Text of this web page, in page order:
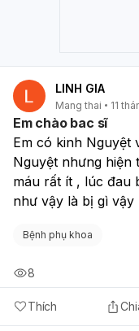
LINH GIA
Mang thai 11
Em chào bac sĩ
Em có kinh Nguyệt
Nguyệt nhưng hiện
máu rất ít , lúc đau
như vậy là bị gì vậy
Bệnh phụ khoa
Thích
8